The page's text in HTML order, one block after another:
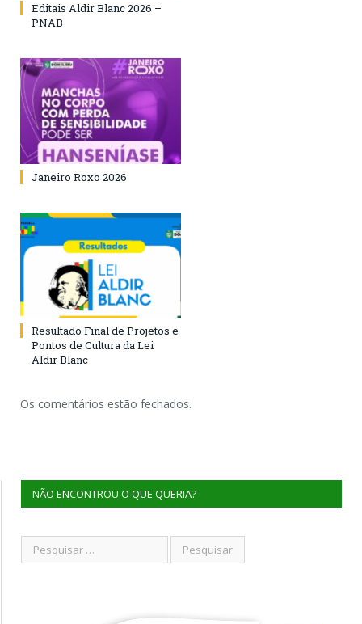
Editais Aldir Blanc 2026 –
PNAB
Janeiro Roxo 2026
Resultado Final de Projetos e
Pontos de Cultura da Lei
Aldir Blanc
Os comentários estão fechados.
NÃO ENCONTROU O QUE QUERIA?